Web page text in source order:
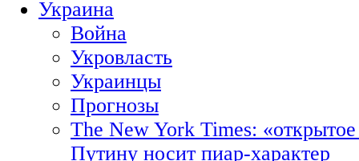
Украина
Война
Укровласть
Украинцы
Прогнозы
The New York Times:
Путину носит пиар-характер